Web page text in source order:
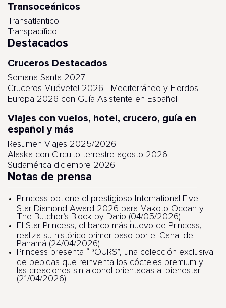
Transoceánicos
Transatlantico
Transpacífico
Destacados
Cruceros Destacados
Semana Santa 2027
Cruceros Muévete! 2026 - Mediterráneo y Fiordos
Europa 2026 con Guía Asistente en Español
Viajes con vuelos, hotel, crucero, guía en
español y más
Resumen Viajes 2025/2026
Alaska con Circuito terrestre agosto 2026
Sudamérica diciembre 2026
Notas de prensa
Princess obtiene el prestigioso International Five
Star Diamond Award 2026 para Makoto Ocean y
The Butcher’s Block by Dario (04/05/2026)
El Star Princess, el barco más nuevo de Princess,
realiza su histórico primer paso por el Canal de
Panamá (24/04/2026)
Princess presenta “POURS”, una colección exclusiva
de bebidas que reinventa los cócteles premium y
las creaciones sin alcohol orientadas al bienestar
(21/04/2026)